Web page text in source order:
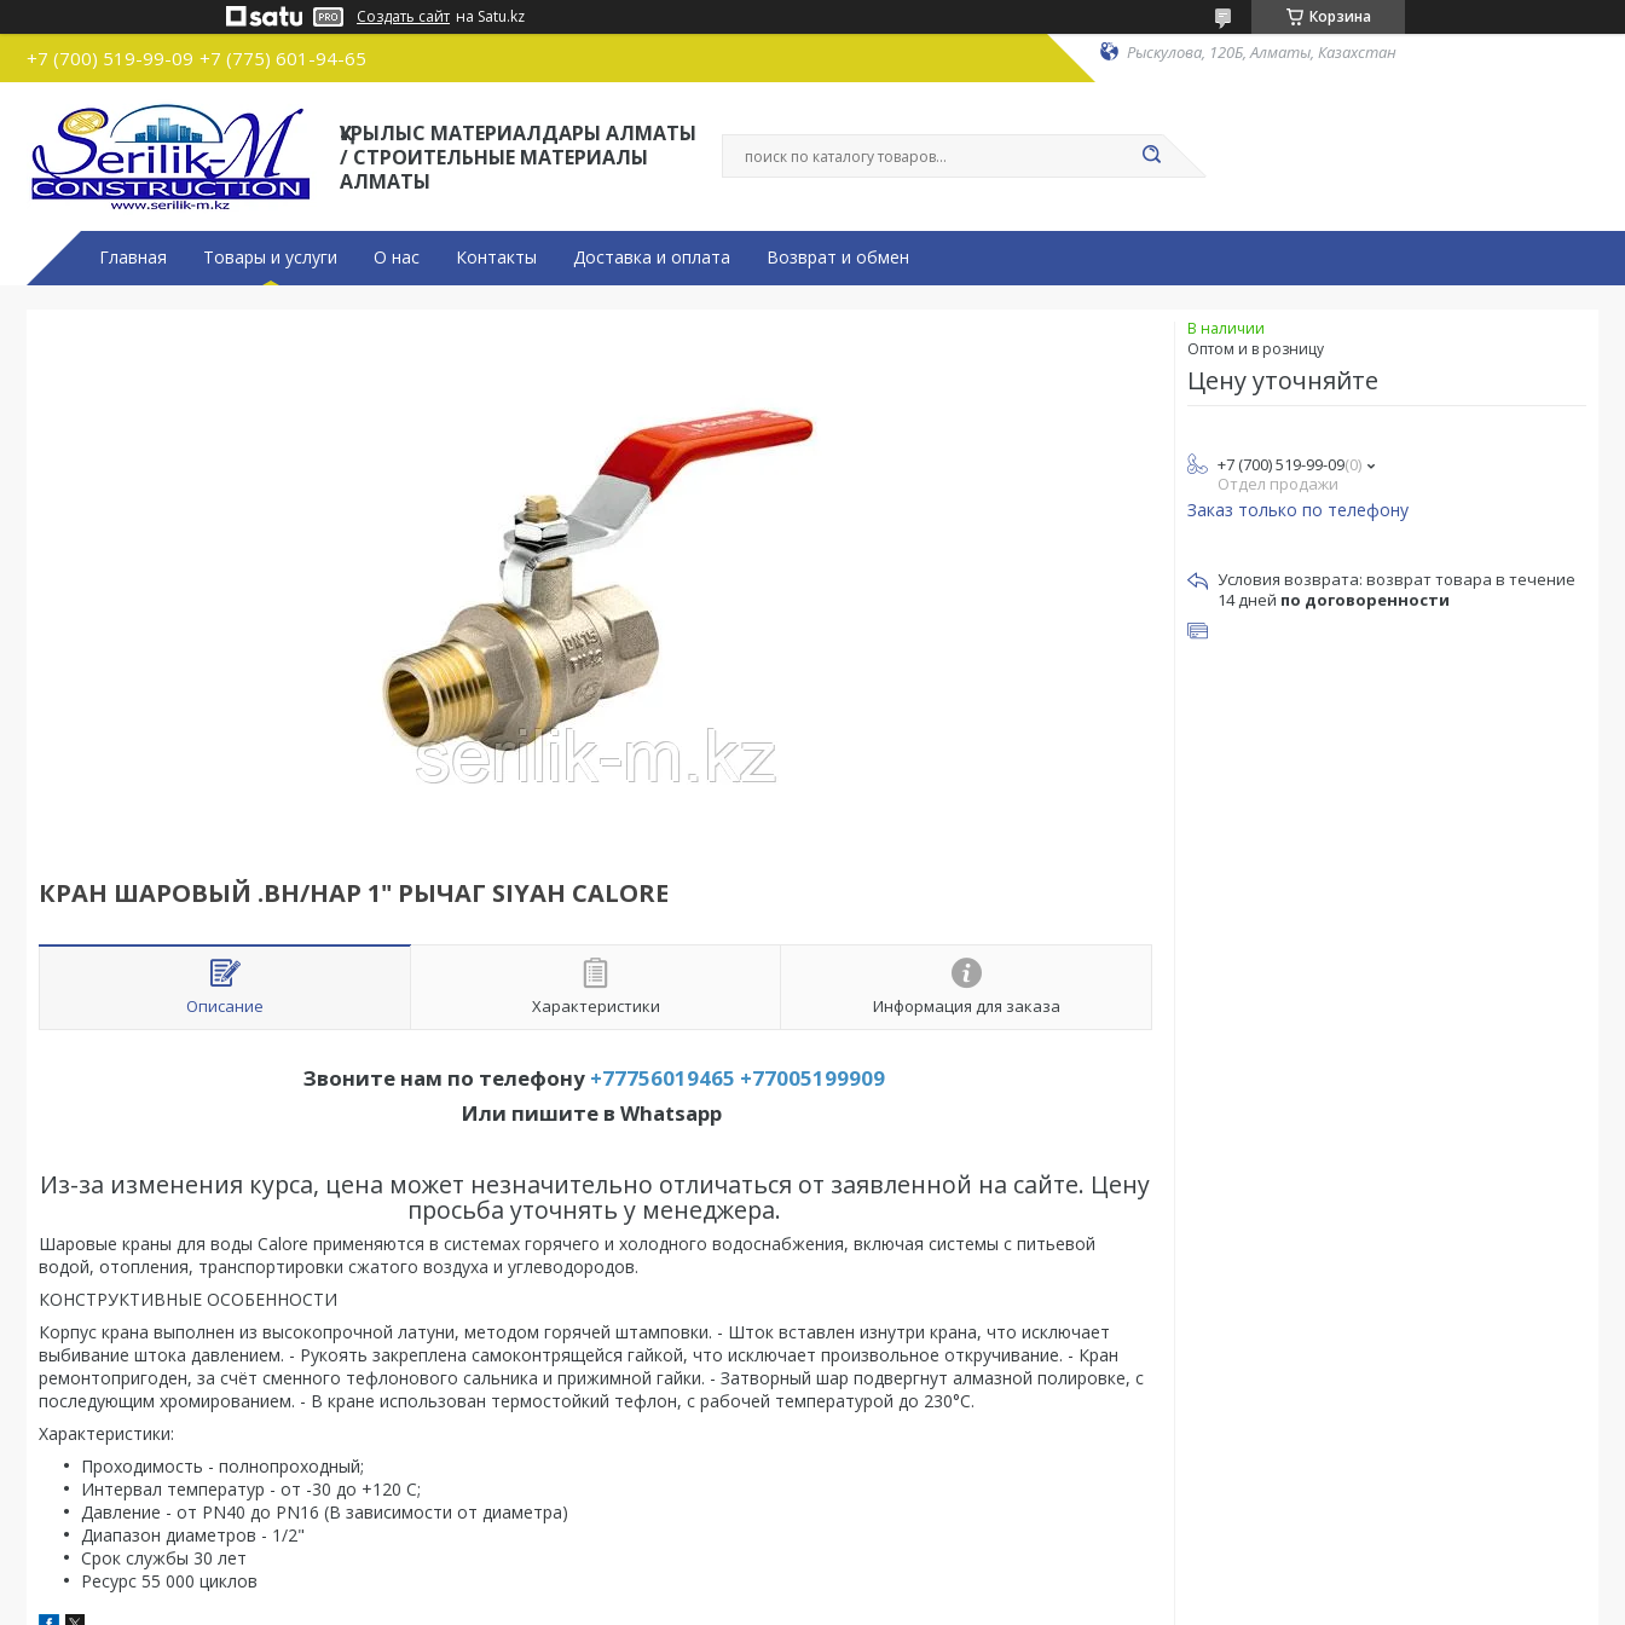
Создать сайт на Satu.kz Корзина
+7 (700) 519-99-09 +7 (775) 601-94-65 Рыскулова, 120Б, Алматы, Казахстан
ҚҰРЫЛЫС МАТЕРИАЛДАРЫ АЛМАТЫ
/ СТРОИТЕЛЬНЫЕ МАТЕРИАЛЫ
АЛМАТЫ
Главная Товары и услуги О нас Контакты Доставка и оплата Возврат и обмен
КРАН ШАРОВЫЙ .ВН/НАР 1" РЫЧАГ SIYAH CALORE
Описание Характеристики Информация для заказа
Звоните нам по телефону +77756019465 +77005199909
Или пишите в Whatsapp
Из-за изменения курса, цена может незначительно отличаться от заявленной на сайте. Цену
просьба уточнять у менеджера.
Шаровые краны для воды Calore применяются в системах горячего и холодного водоснабжения, включая системы с питьевой
водой, отопления, транспортировки сжатого воздуха и углеводородов.
КОНСТРУКТИВНЫЕ ОСОБЕННОСТИ
Корпус крана выполнен из высокопрочной латуни, методом горячей штамповки. - Шток вставлен изнутри крана, что исключает
выбивание штока давлением. - Рукоять закреплена самоконтрящейся гайкой, что исключает произвольное откручивание. - Кран
ремонтопригоден, за счёт сменного тефлонового сальника и прижимной гайки. - Затворный шар подвергнут алмазной полировке, с
последующим хромированием. - В кране использован термостойкий тефлон, с рабочей температурой до 230°С.
Характеристики:
Проходимость - полнопроходный;
Интервал температур - от -30 до +120 С;
Давление - от PN40 до PN16 (В зависимости от диаметра)
Диапазон диаметров - 1/2"
Срок службы 30 лет
Ресурс 55 000 циклов
В наличии
Оптом и в розницу
Цену уточняйте
+7 (700) 519-99-09 0
Отдел продажи
Заказ только по телефону
возврат товара в течение
14 дней по договоренности